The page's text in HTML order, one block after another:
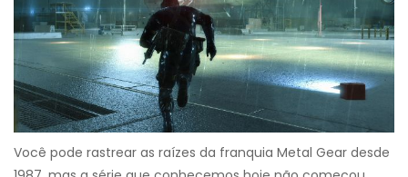
Você pode rastrear as raízes da franquia Metal Gear desde